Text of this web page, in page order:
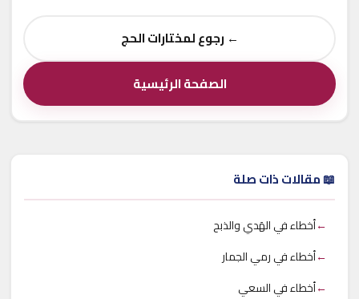
← رجوع لمختارات الحج
الصفحة الرئيسية
📖 مقالات ذات صلة
←أخطاء في الهَدي والذبح
←أخطاء في رمي الجمار
←أخطاء في السعي